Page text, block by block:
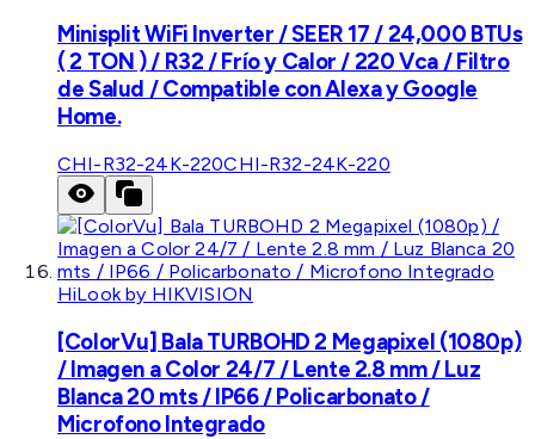
Minisplit WiFi Inverter / SEER 17 / 24,000 BTUs
( 2 TON ) / R32 / Frío y Calor / 220 Vca / Filtro
de Salud / Compatible con Alexa y Google
Home.
CHI-R32-24K-220CHI-R32-24K-220
HiLook by HIKVISION
[ColorVu] Bala TURBOHD 2 Megapixel (1080p)
/ Imagen a Color 24/7 / Lente 2.8 mm / Luz
Blanca 20 mts / IP66 / Policarbonato /
Microfono Integrado